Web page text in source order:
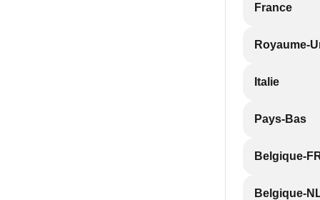
France
Royaume-
Italie
Pays-Bas
Belgique-
Belgique-